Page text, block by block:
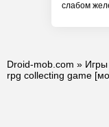
слабом
Droid-mob.com » Игры
rpg collecting game